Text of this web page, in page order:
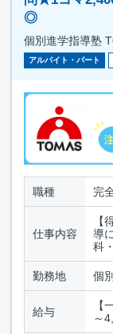
◎
個別進学指導塾
アルバイト・パート
職種 完
仕事内容
【
導
科
勤務地 個
給与
【
～